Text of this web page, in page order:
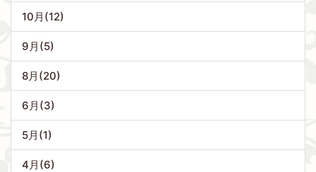
10月(12)
9月(5)
8月(20)
6月(3)
5月(1)
4月(6)